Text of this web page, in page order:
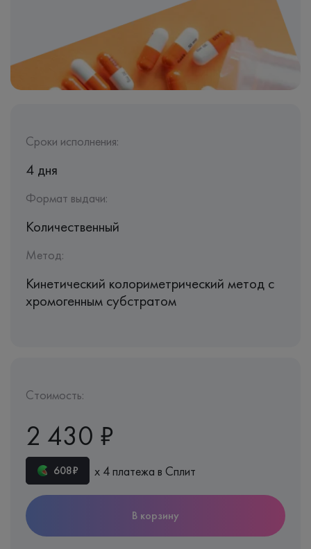
Сроки исполнения:
4 дня
Формат выдачи:
Количественный
Метод:
Кинетический колориметрический метод с
хромогенным субстратом
Стоимость:
2 430 ₽
608₽ х 4 платежа в Сплит
В корзину